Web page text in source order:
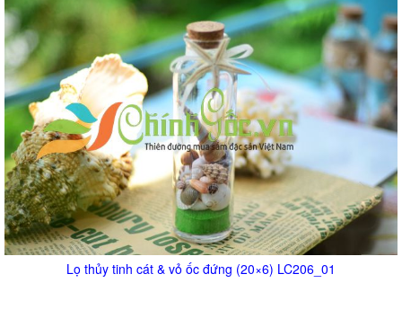
Lọ thủy tinh cát & vỏ ốc đứng (20×6) LC206_01